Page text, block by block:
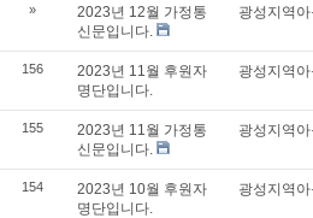
»
2023년 12월 가정통
신문입니다.
광성지역아
156
2023년 11월 후원자
명단입니다.
광성지역아
155
2023년 11월 가정통
신문입니다.
광성지역아
154
2023년 10월 후원자
명단입니다.
광성지역아